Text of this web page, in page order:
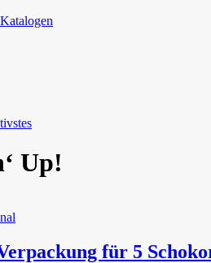
Up!
für 5